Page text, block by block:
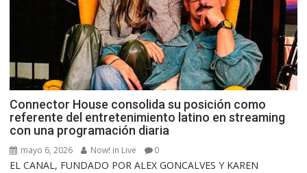
Connector House consolida su posición como
referente del entretenimiento latino en streaming
con una programación diaria
mayo 6, 2026 Now! in Live 0
EL CANAL, FUNDADO POR ALEX GONCALVES Y KAREN